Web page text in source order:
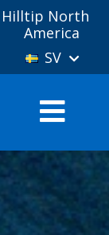
Hilltip North
America
SV